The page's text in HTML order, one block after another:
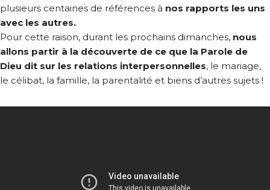
plusieurs centaines de références à nos rapports les uns
avec les autres.
Pour cette raison, durant les prochains dimanches, nous
allons partir à la découverte de ce que la Parole de
Dieu dit sur les relations interpersonnelles, le mariage,
le célibat, la famille, la parentalité et biens d’autres sujets !